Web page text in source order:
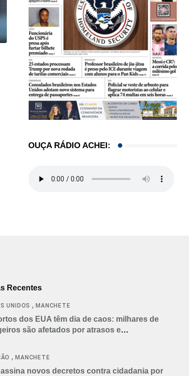
ENTRETENIMENTO,ESTADOS UNIDOS,LOCAL
Game show mais antigo da TV americana faz...
07/08/2026
OUÇA RÁDIO ACHEI:
Recentes
UNIDOS ,MANCHETE
dos EUA têm dia de caos: milhares de
são afetados por atrasos e
,MANCHETE
novos decretos contra cidadania por